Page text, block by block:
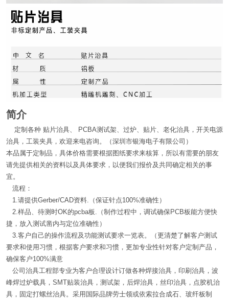
简介
定制各种 贴片治具、 PCBA测试架、过炉、贴片、老化治具，开关电源
治具，工装夹具，欢迎来电咨询。（深圳市银海电子有限公司）
本品属于定制品，具体价格需要根据图纸要求来核算，所以有需要的朋友
请先提供相关的资料以及具体要求，以便我们报价及共同确定相关的事
宜。
流程：
1.请提供Gerber/CAD资料.（保证针点100%准确性）
2.样品、待测时OK的pcba板.（制作过程中，调试确保PCB板能方便快
捷，放入测试凿内与定位准确性）
3.客户自己的操作流程及功能测试要求一览表。（更清楚了解客户测试
要求和使用习惯，根据客户要求和习惯，更加专业性针对客户定制产品，
确保客户100%满意
公司治具工程部专业为客户合理设计订做各种焊接治具，印刷治具，波
峰焊过炉载具，SMT贴装治具，测试架，后焊治具，丝印治具，点胶机治
具，固定打螺丝治具。采用国际品牌劳士领或依索拉合成石、玻纤板制